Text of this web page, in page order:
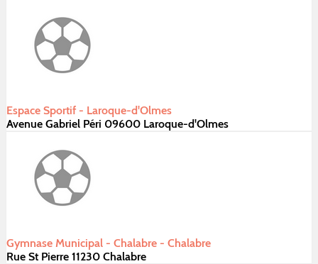
Espace Sportif - Laroque-d'Olmes
Avenue Gabriel Péri 09600 Laroque-d'Olmes
Gymnase Municipal - Chalabre - Chalabre
Rue St Pierre 11230 Chalabre